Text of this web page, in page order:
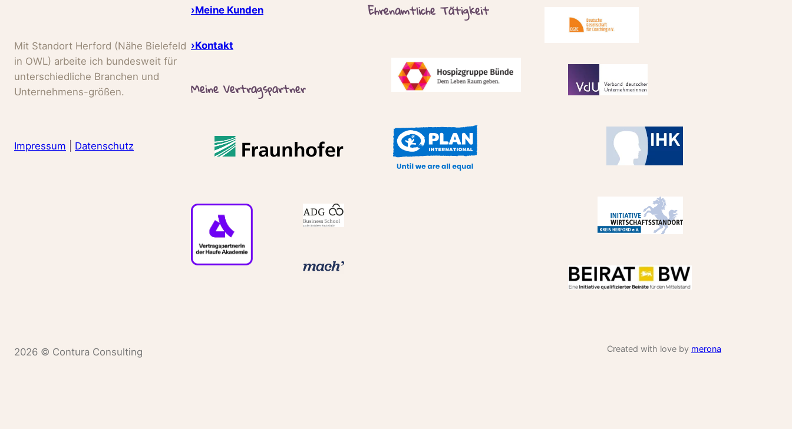
Mit Standort Herford (Nähe Bielefeld
in OWL) arbeite ich bundesweit für
unterschiedliche Branchen und
Unternehmens-größen.
Impressum Datenschutz
›Meine Kunden
›Kontakt
Meine Vertragspartner
Ehrenamtliche Tätigkeit
2026 © Contura Consulting Created with love by merona